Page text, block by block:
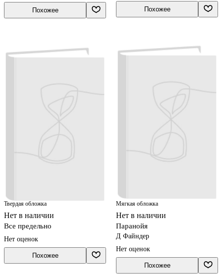
Похожее Похожее
Твердая обложка
Нет в наличии
Все предельно
Нет оценок
Похожее
Мягкая обложка
Нет в наличии
Паранойя
Д Файндер
Нет оценок
Похожее